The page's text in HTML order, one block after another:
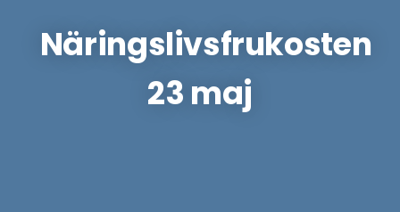
Näringslivsfrukosten
23 maj